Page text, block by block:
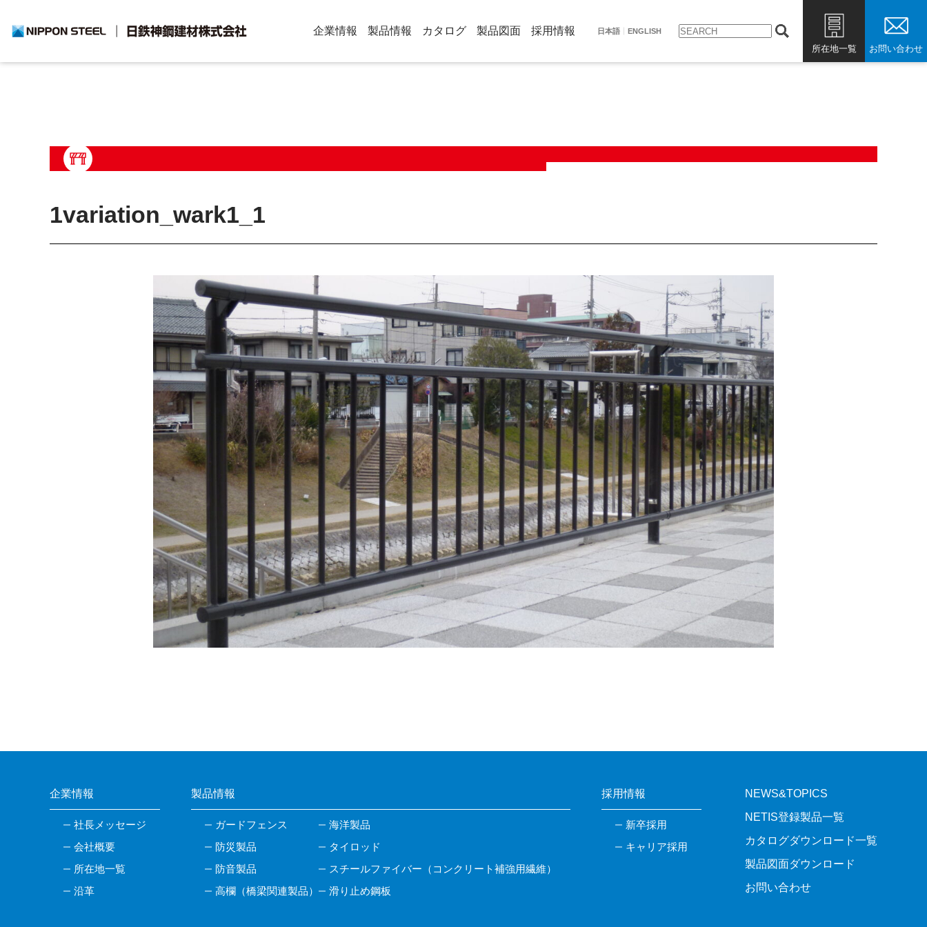
日本語 ENGLISH
企業情報 製品情報 カタログ 製品図面 採用情報
所在地一覧 お問い合わせ
1variation_wark1_1
企業情報
社長メッセージ
会社概要
所在地一覧
沿革
製品情報
ガードフェンス
防災製品
防音製品
高欄（橋梁関連製品）
海洋製品
タイロッド
スチールファイバー（コンクリート補強用繊維）
滑り止め鋼板
採用情報
新卒採用
キャリア採用
NEWS&TOPICS
NETIS登録製品一覧
カタログダウンロード一覧
製品図面ダウンロード
お問い合わせ